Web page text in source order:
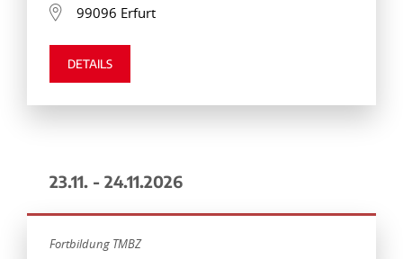
99096 Erfurt
DETAILS
23.11. - 24.11.2026
Fortbildung TMBZ